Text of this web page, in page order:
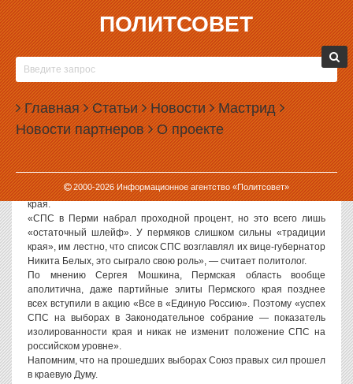
ПОЛИТСОВЕТ
Главная Статьи Новости Мастрид
Новости партнеров О проекте
2000-2026Информационное агентство «Политсовет»
04.12.2006, 08:42
ПОЛИТОЛОГ СЕРГЕЙ МОШКИН: РЕЗУЛЬТАТЫ
СПС В ПЕРМИ — НЕ БОЛЕЕ ЧЕМ ЛОКАЛЬНАЯ
КАРТИНКА
Политсовет, 04.12.2006. «Результаты СПС в Пермской области ни
в коем случае нельзя проецировать на будущее этой партии в
России, это не более чем локальная картинка», — заявил ИА
«Политсовет» политолог Сергей Мошкин, комментируя
результаты выборов в Законодательное собрание Пермского
края.
«СПС в Перми набрал проходной процент, но это всего лишь
«остаточный шлейф». У пермяков слишком сильны «традиции
края», им лестно, что список СПС возглавлял их вице-губернатор
Никита Белых, это сыграло свою роль», — считает политолог.
По мнению Сергея Мошкина, Пермская область вообще
аполитична, даже партийные элиты Пермского края позднее
всех вступили в акцию «Все в «Единую Россию». Поэтому «успех
СПС на выборах в Законодательное собрание — показатель
изолированности края и никак не изменит положение СПС на
российском уровне».
Напомним, что на прошедших выборах Союз правых сил прошел
в краевую Думу.